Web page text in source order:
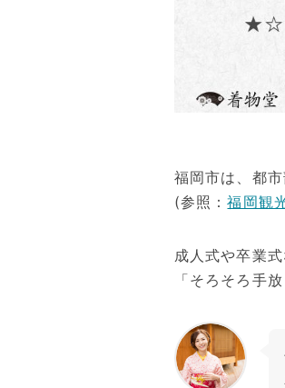
福岡市は、都
(参照：福岡観
成人式や卒業
「そろそろ手